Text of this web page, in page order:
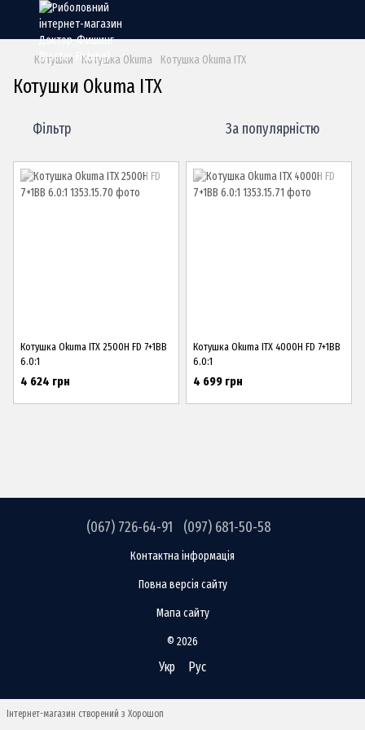
Котушки Котушка Okuma Котушка Okuma ITX
Котушки Okuma ITX
Фільтр За популярністю
Котушка Okuma ITX 2500H FD 7+1BB
6.0:1
4 624 грн
Котушка Okuma ITX 4000H FD 7+1BB
6.0:1
4 699 грн
(067) 726-64-91 (097) 681-50-58
Контактна інформація
Повна версія сайту
Мапа сайту
© 2026
Укр Рус
Інтернет-магазин створений з Хорошоп